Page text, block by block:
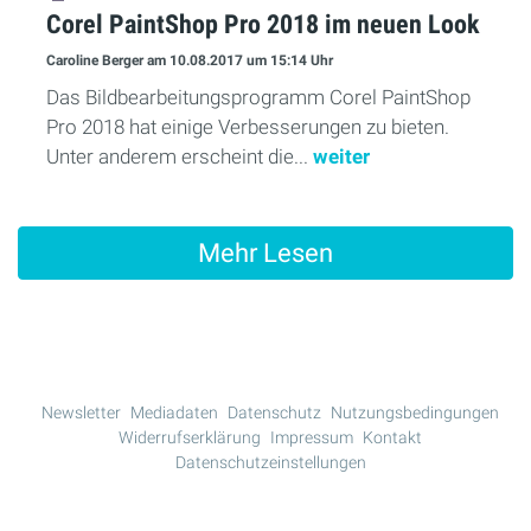
Corel PaintShop Pro 2018 im neuen Look
Caroline Bergeram 10.08.2017 um 15:14 Uhr
Das Bildbearbeitungsprogramm Corel PaintShop
Pro 2018 hat einige Verbesserungen zu bieten.
Unter anderem erscheint die... weiter
Mehr Lesen
Newsletter Mediadaten Datenschutz
Nutzungsbedingungen
Widerrufserklärung
Impressum Kontakt
Datenschutzeinstellungen